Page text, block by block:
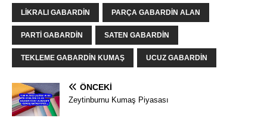
LIKRALI GABARDIN PARÇA GABARDIN ALAN
PARTI GABARDIN SATEN GABARDIN
TEKLEME GABARDIN KUMAŞ UCUZ GABARDIN
ÖNCEKI
Zeytinburnu Kumaş Piyasası